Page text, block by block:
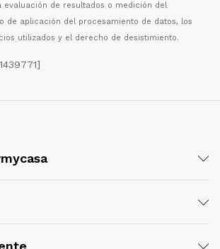
evaluación de resultados o medición del
de aplicación del procesamiento de datos, los
utilizados y el derecho de desistimiento.